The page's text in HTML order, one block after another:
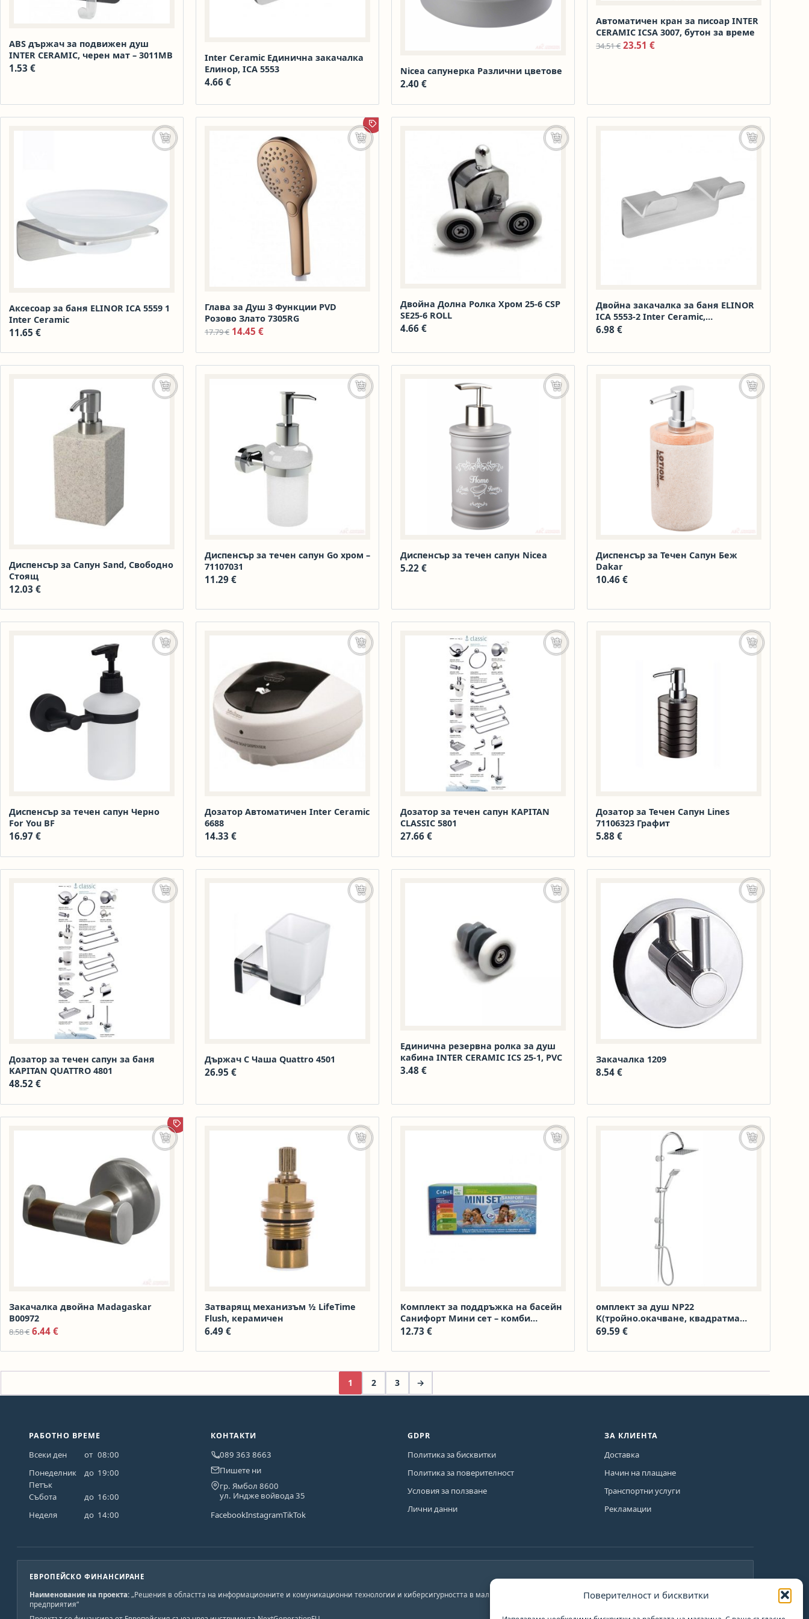
Поверителност и бисквитки
ABS държач за подвижен душ
INTER CERAMIC, черен мат – 3011MB
1.53 €
Inter Ceramic Единична закачалка
Елинор, ICA 5553
4.66 €
Nicea сапунерка Различни цветове
2.40 €
Автоматичен кран за писоар INTER
CERAMIC ICSA 3007, бутон за време
34.51€ Original price was: 34.51 €.
23.51 €Текущата цена е: 23.51 €.
Аксесоар за баня ELINOR ICA 5559 1
Inter Ceramic
11.65 €
Още
ПРОМОЦИЯ
Глава за Душ 3 Функции PVD
Розово Злато 7305RG
17.79€ Original price was: 17.79 €.
14.45 €Текущата цена е: 14.45 €.
Добавяне в количката
Двойна Долна Ролка Хром 25-6 CSP
SE25-6 ROLL
4.66 €
Добавяне в количката
Двойна закачалка за баня ELINOR
ICA 5553-2 Inter Ceramic,
неръждаема стомана 304
6.98 €
Още
Диспенсър за Сапун Sand, Свободно
Стоящ
12.03 €
Добавяне в количката
Диспенсър за течен сапун Go хром –
71107031
11.29 €
Добавяне в количката
Диспенсър за течен сапун Nicea
5.22 €
Добавяне в количката
Диспенсър за Течен Сапун Беж
Dakar
10.46 €
Добавяне в
Диспенсър за течен сапун Черно
For You BF
16.97 €
Добавяне в количката
Дозатор Автоматичен Inter Ceramic
6688
14.33 €
Добавяне в количката
Дозатор за течен сапун KAPITAN
CLASSIC 5801
27.66 €
Добавяне в количката
Дозатор за Течен Сапун Lines
71106323 Графит
5.88 €
Добавяне в
Дозатор за течен сапун за баня
KAPITAN QUATTRO 4801
48.52 €
Добавяне в количката
Държач С Чаша Quattro 4501
26.95 €
Добавяне в количката
Единична резервна ролка за душ
кабина INTER CERAMIC ICS 25-1, PVC
3.48 €
Добавяне в количката
Закачалка 1209
8.54 €
Добавяне в
ПРОМОЦИЯ
Закачалка двойна Madagaskar
В00972
8.58€ Original price was: 8.58 €.
6.44 €Текущата цена е: 6.44 €.
Добавяне в количката
Затварящ механизъм ½ LifeTime
Flush, керамичен
6.49 €
Добавяне в количката
Комплект за поддръжка на басейн
Санифорт Мини сет – комби
таблетки 20×20 г и плаващ
12.73 €
Добавяне в количката
омплект за душ NP22
К(тройно.окачване, квадратма
пита, шлаух)
69.59 €
Добавяне в
1 2 3 →
РАБОТНО ВРЕМЕ
Всеки ден от 08:00
Понеделник
до 19:00
Петък
Събота
до 16:00
Неделя
до 14:00
КОНТАКТИ
089 363 8663
Пишете ни
гр. Ямбол 8600
ул. Индже войвода 35
FacebookInstagramTikTok
GDPR
Политика за бисквитки
Политика за поверителност
Условия за ползване
Лични данни
ЗА КЛИЕНТА
Доставка
Начин на плащане
Транспортни услуги
Рекламации
ЕВРОПЕЙСКО ФИНАНСИРАНЕ
Наименование на проекта: „Решения в областта на информационните и комуникационни технологии и киберсигурността в малките и средните
предприятия“
План за възстановяване и